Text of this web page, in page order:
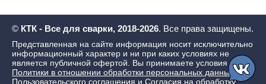
© КТК - Все для сварки, 2018-2026. Все права защищены.
Представленная на сайте информация носит исключительно
информационный характер и ни при каких условиях не
является публичной офертой. Вы принимаете условия
Политики в отношении обработки персональных данных ,
Пользовательского соглашения и Согласия на обработку